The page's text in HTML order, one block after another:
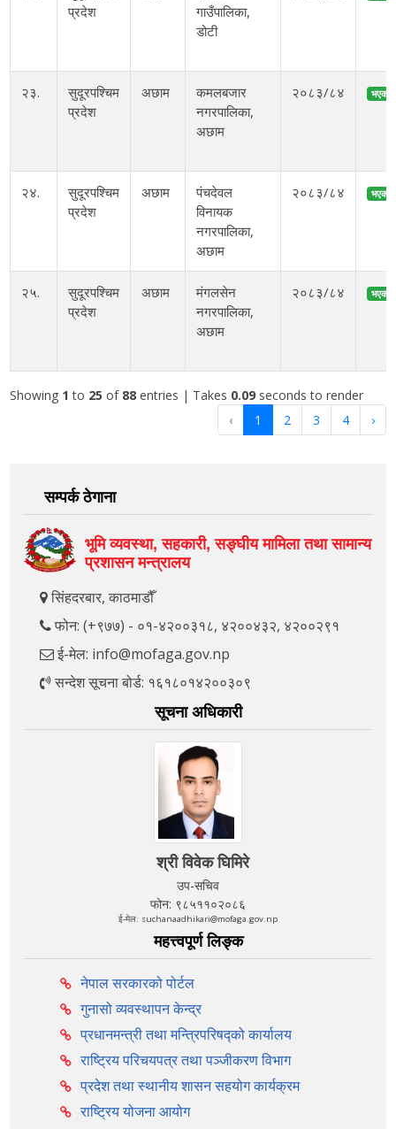
प्रदेश
गाउँपालिका,
डोटी
२३.
सुदूरपश्चिम
प्रदेश
अछाम
कमलबजार
नगरपालिका,
अछाम
२०८३/८४ भएको
२४.
सुदूरपश्चिम
प्रदेश
अछाम
पंचदेवल
विनायक
नगरपालिका,
अछाम
२०८३/८४ भएको
२५.
सुदूरपश्चिम
प्रदेश
अछाम
मंगलसेन
नगरपालिका,
अछाम
२०८३/८४ भएको
Showing 1 to 25of 88 entries | Takes 0.09 seconds to render
‹
1 2 3 4 ›
सम्पर्क ठेगाना
भूमि व्यवस्था, सहकारी, सङ्‍घीय मामिला तथा सामान्य
प्रशासन मन्त्रालय
सिंहदरबार, काठमाडौँ
फोन: (+९७७) - ०१-४२००३१८, ४२००४३२, ४२००२९१
ई-मेल: info@mofaga.gov.np
सन्देश सूचना बोर्ड: १६१८०१४२००३०९
सूचना अधिकारी
श्री विवेक घिमिरे
उप-सचिव
फोन: ९८५११०२०८६
ई-मेल: suchanaadhikari@mofaga.gov.np
महत्त्वपूर्ण लिङ्क
नेपाल सरकारको पोर्टल
गुनासो व्यवस्थापन केन्द्र
प्रधानमन्त्री तथा मन्त्रिपरिषद्को कार्यालय
राष्ट्रिय परिचयपत्र तथा पञ्‍जीकरण विभाग
प्रदेश तथा स्थानीय शासन सहयोग कार्यक्रम
राष्ट्रिय योजना आयोग